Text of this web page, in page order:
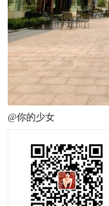
@你的少女